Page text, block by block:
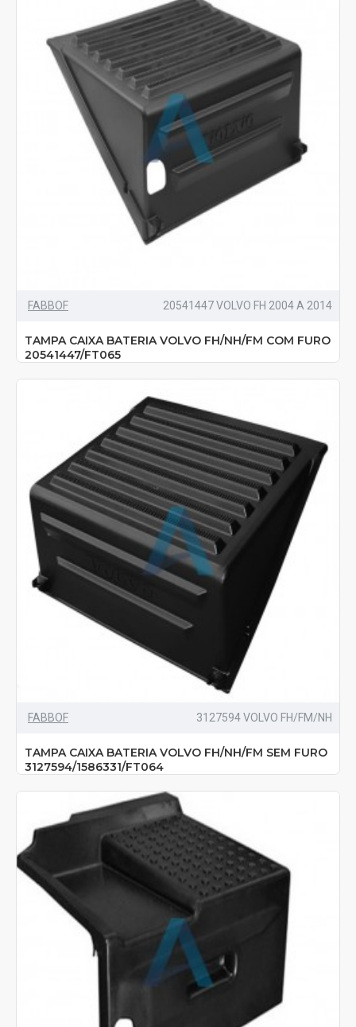
FABBOF 20541447 VOLVO FH 2004 A 2014
TAMPA CAIXA BATERIA VOLVO FH/NH/FM COM FURO
20541447/FT065
FABBOF 3127594 VOLVO FH/FM/NH
TAMPA CAIXA BATERIA VOLVO FH/NH/FM SEM FURO
3127594/1586331/FT064